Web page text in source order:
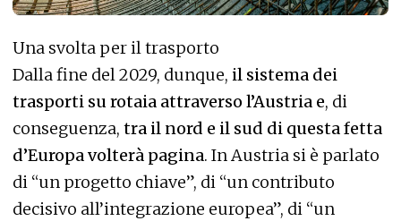
Una svolta per il trasporto
Dalla fine del 2029, dunque, il sistema dei
trasporti su rotaia attraverso l’Austria e, di
conseguenza, tra il nord e il sud di questa fetta
d’Europa volterà pagina. In Austria si è parlato
di “un progetto chiave”, di “un contributo
decisivo all’integrazione europea”, di “un